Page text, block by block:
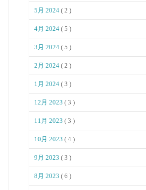
5月 2024 ( 2 )
4月 2024 ( 5 )
3月 2024 ( 5 )
2月 2024 ( 2 )
1月 2024 ( 3 )
12月 2023 ( 3 )
11月 2023 ( 3 )
10月 2023 ( 4 )
9月 2023 ( 3 )
8月 2023 ( 6 )